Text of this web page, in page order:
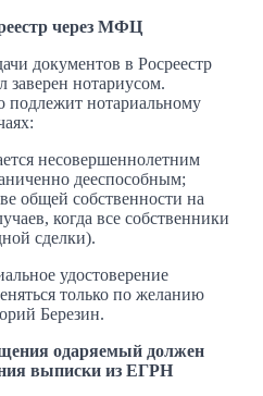
через МФЦ
документов в Росреестр
заверен нотариусом.
подлежит нотариальному
несовершеннолетним
дееспособным;
общей собственности на
когда все собственники
сделки).
удостоверение
только по желанию
Березин.
одаряемый должен
выписки из ЕГРН